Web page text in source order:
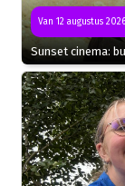
Van 12 augustus
Sunset cinema: